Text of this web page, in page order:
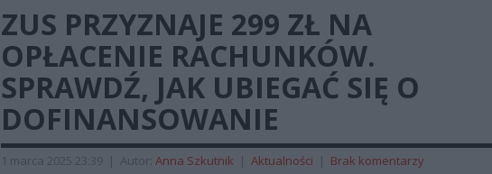
ZUS PRZYZNAJE 299 ZŁ NA
OPŁACENIE RACHUNKÓW.
SPRAWDŹ, JAK UBIEGAĆ SIĘ O
DOFINANSOWANIE
1 marca 2025 23:39 | Autor: Anna Szkutnik | Aktualności | Brak komentarzy